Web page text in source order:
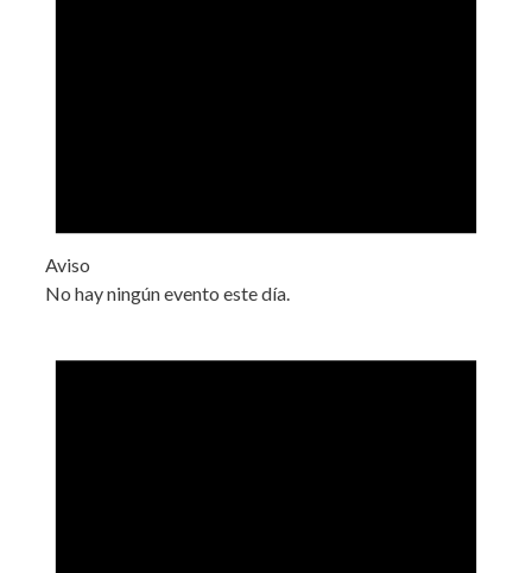
Aviso
No hay ningún evento este día.